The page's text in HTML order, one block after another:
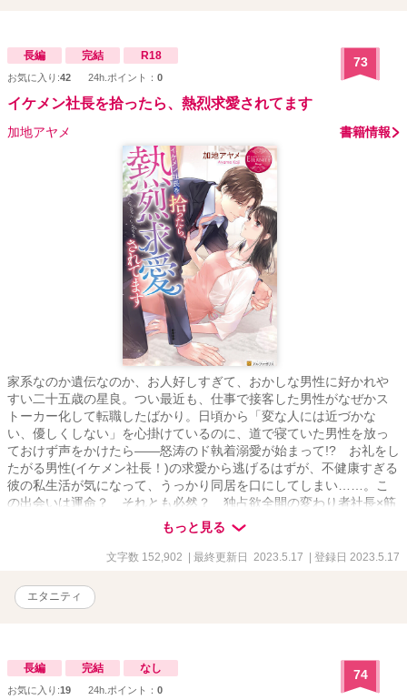
こなす優秀秘書。 ■久世 惟真（くぜ いさま）／32歳 美容業界注目の
若き社長。冷徹で理性的な性格だが、内に独占欲を秘めている。茉
乃のことを「わがままな秘書」と言っている。 茉乃への強引な関心
が、やがて執着へと変わっていく。 ■九重 椛乃（ここのえ かの）／
茉乃の憧れの美人社長。 ■秋月 綴（あきづき つづる）／24歳 惟真の
秘書。元モデルで社内外にファンが多い人気者。 穏やかな笑顔で惟
真を支える優秀な秘書。 ◇◇◇ 性的表現があるシーンには※印をつ
けています。 表紙はCanvaで作成しています。 こちらの作品は別サ
イトにも掲載しています。
長編 完結 R18
お気に入り:42 24h.ポイント： 0
73
イケメン社長を拾ったら、熱烈求愛されてます
加地アヤメ 書籍情報
家系なのか遺伝なのか、お人好しすぎて、おかしな男性に好かれや
すい二十五歳の星良。つい最近も、仕事で接客した男性がなぜかス
トーカー化して転職したばかり。日頃から「変な人には近づかな
い、優しくしない」を心掛けているのに、道で寝ていた男性を放っ
ておけず声をかけたら――怒涛のド執着溺愛が始まって!? お礼をし
たがる男性(イケメン社長！)の求愛から逃げるはずが、不健康すぎる
彼の私生活が気になって、うっかり同居を口にしてしまい……。こ
の出会いは運命？ それとも必然？ 独占欲全開の変わり者社長×筋
金入りのお節介ＯＬの、なし崩し的極甘囲い込みラブ！
もっと見る
文字数 152,902 | 最終更新日 2023.5.17 | 登録日 2023.5.17
エタニティ
長編 完結 なし
お気に入り:19 24h.ポイント： 0
74